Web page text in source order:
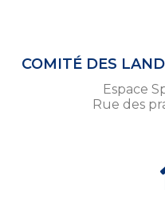
COMITÉ DES
Espace
Rue des